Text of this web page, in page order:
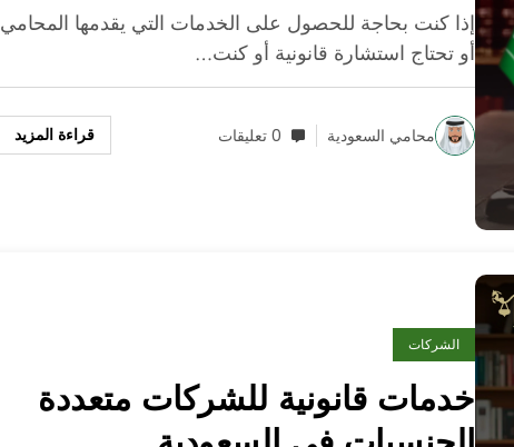
إذا كنت بحاجة للحصول على الخدمات التي يقدمها المحامي
أو تحتاج استشارة قانونية أو كنت…
محامي السعودية 0 تعليقات قراءة المزيد
الشركات
خدمات قانونية للشركات متعددة